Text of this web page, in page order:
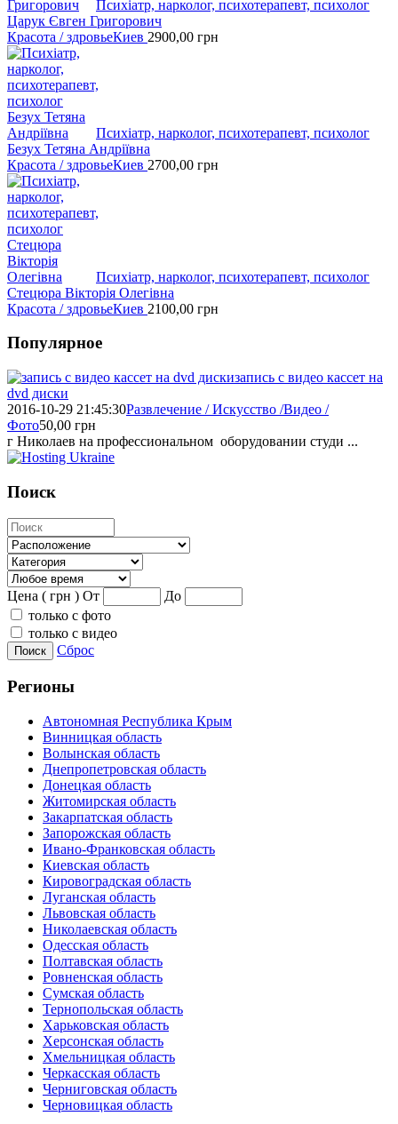
Психіатр, нарколог, психотерапевт, психолог
Царук Євген Григорович
Красота / здровьеКиев 2900,00 грн
Психіатр, нарколог, психотерапевт, психолог
Безух Тетяна Андріївна
Красота / здровьеКиев 2700,00 грн
Психіатр, нарколог, психотерапевт, психолог
Стецюра Вікторія Олегівна
Красота / здровьеКиев 2100,00 грн
Популярное
запись с видео кассет на
dvd диски
2016-10-29 21:45:30Развлечение / Искусство /Видео /
Фото50,00 грн
г Николаев на профессиональном оборудовании студи ...
Поиск
Цена ( грн ) От
До
только с фото
только с видео
Поиск Сброс
Регионы
Автономная Республика Крым
Винницкая область
Волынская область
Днепропетровская область
Донецкая область
Житомирская область
Закарпатская область
Запорожская область
Ивано-Франковская область
Киевская область
Кировоградская область
Луганская область
Львовская область
Николаевская область
Одесская область
Полтавская область
Ровненская область
Сумская область
Тернопольская область
Харьковская область
Херсонская область
Хмельницкая область
Черкасская область
Черниговская область
Черновицкая область